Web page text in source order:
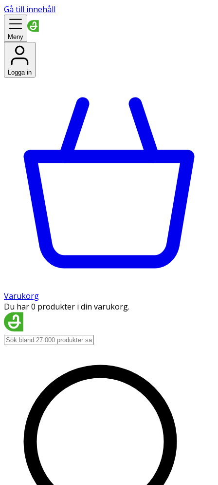
Gå till innehåll
Meny
Logga in
Varukorg
Du har 0 produkter i din varukorg.